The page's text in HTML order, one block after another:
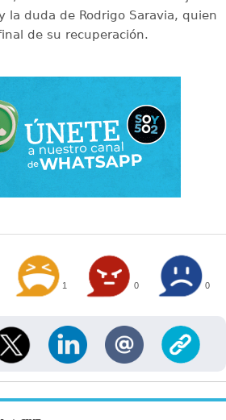
la duda de Rodrigo Saravia, quien
de su recuperación.
1 0 0